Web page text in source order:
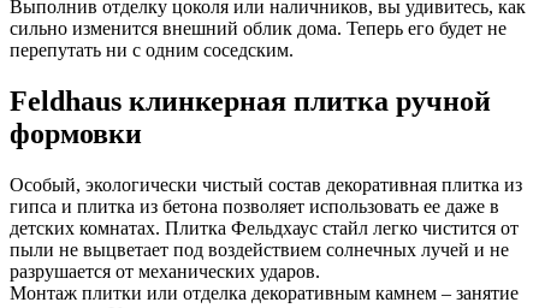
Выполнив отделку цоколя или наличников, вы удивитесь, как
сильно изменится внешний облик дома. Теперь его будет не
перепутать ни с одним соседским.
Feldhaus клинкерная плитка ручной
формовки
Особый, экологически чистый состав декоративная плитка из
гипса и плитка из бетона позволяет использовать ее даже в
детских комнатах. Плитка Фельдхаус стайл легко чистится от
пыли не выцветает под воздействием солнечных лучей и не
разрушается от механических ударов.
Монтаж плитки или отделка декоративным камнем – занятие